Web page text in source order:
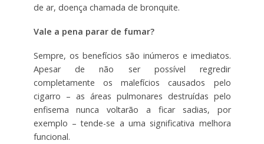
de ar, doença chamada de bronquite.
Vale a pena parar de fumar?
Sempre, os benefícios são inúmeros e imediatos.
Apesar de não ser possível regredir
completamente os malefícios causados pelo
cigarro – as áreas pulmonares destruídas pelo
enfisema nunca voltarão a ficar sadias, por
exemplo – tende-se a uma significativa melhora
funcional.